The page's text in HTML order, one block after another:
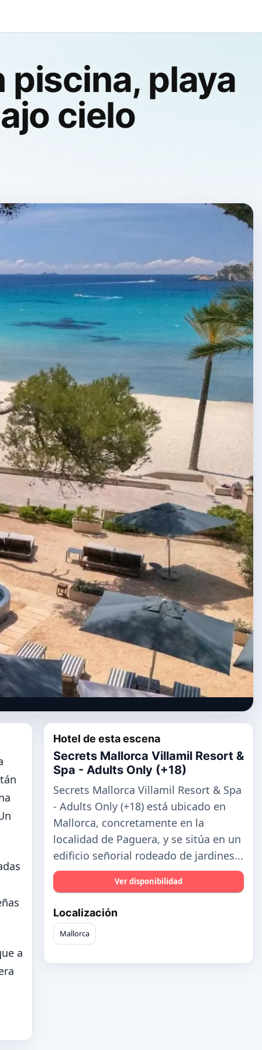
piscina, playa
cielo
a
Hotel de esta escena
Secrets Mallorca Villamil Resort &
Spa - Adults Only (+18)
Secrets Mallorca Villamil Resort & Spa
- Adults Only (+18) está ubicado en
Mallorca, concretamente en la
localidad de Paguera, y se sitúa en un
edificio señorial rodeado de jardines...
Ver disponibilidad
Localización
Mallorca